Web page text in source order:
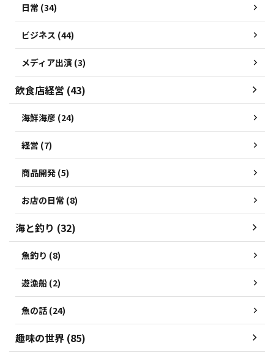
日常 (34)
ビジネス (44)
メディア出演 (3)
飲食店経営 (43)
海鮮海彦 (24)
経営 (7)
商品開発 (5)
お店の日常 (8)
海と釣り (32)
魚釣り (8)
遊漁船 (2)
魚の話 (24)
趣味の世界 (85)